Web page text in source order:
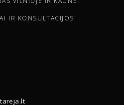
IR KONSULTACIJOS.